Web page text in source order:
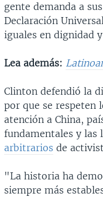
gente demanda a
Declaración
iguales en dignidad
Lea además:
Clinton defendió la
por que se respeten
atención a China,
fundamentales y las
arbitrarios de
"La historia ha
siempre más